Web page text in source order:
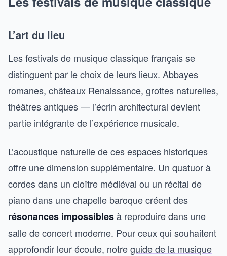
L’art du lieu
Les festivals de musique classique français se
distinguent par le choix de leurs lieux. Abbayes
romanes, châteaux Renaissance, grottes naturelles,
théâtres antiques — l’écrin architectural devient
partie intégrante de l’expérience musicale.
L’acoustique naturelle de ces espaces historiques
offre une dimension supplémentaire. Un quatuor à
cordes dans un cloître médiéval ou un récital de
piano dans une chapelle baroque créent des
résonances impossiblesà reproduire dans une
salle de concert moderne. Pour ceux qui souhaitent
approfondir leur écoute, notreguide de la musique